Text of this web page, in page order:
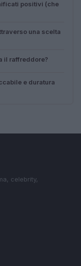
positivi (che
una scelta
il raffreddore?
e duratura
celebrity,